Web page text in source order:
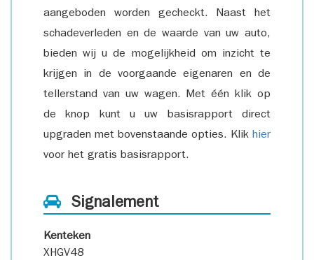
aangeboden worden gecheckt. Naast het
schadeverleden en de waarde van uw auto,
bieden wij u de mogelijkheid om inzicht te
krijgen in de voorgaande eigenaren en de
tellerstand van uw wagen. Met één klik op
de knop kunt u uw basisrapport direct
upgraden met bovenstaande opties. Klik hier
voor het gratis basisrapport.
Signalement
Kenteken
XHGV48